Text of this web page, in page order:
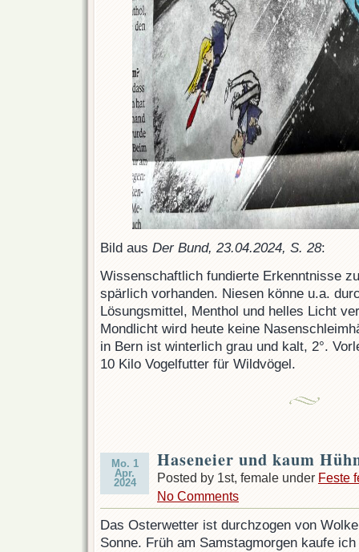
Bild aus Der Bund, 23.04.2024, S. 28:
Wissenschaftlich fundierte Erkenntnisse
spärlich vorhanden. Niesen könne u.a.
Lösungsmittel, Menthol und helles Licht
Mondlicht wird heute keine
in Bern ist winterlich grau und kalt, 2°.
10 Kilo Vogelfutter für Wildvögel.
Mo. 1
Apr.
2024
Haseneier und kaum
Posted by 1st, female under Feste
No Comments
Das Osterwetter ist durchzogen von
Sonne. Früh am Samstagmorgen kaufe